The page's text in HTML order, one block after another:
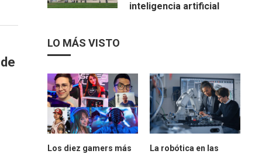
inteligencia artificial
LO MÁS VISTO
Los diez gamers más
La robótica en las